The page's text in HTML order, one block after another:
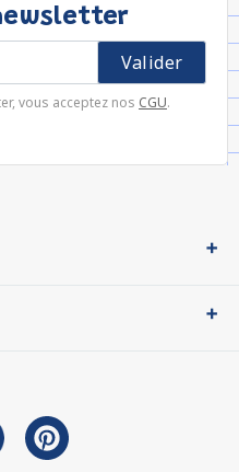
vous acceptez nos CGU.